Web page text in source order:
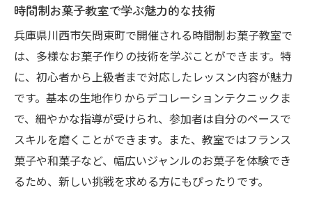
川西市で人気のレシピを実践
手作りお菓子で心温まる時間を
地域密着型の教室で学ぶ楽しさ
矢問東町の時間制お菓子教室で新たな趣味を
矢問東町で始めるお菓子教室の魅力
時間制レッスンで効率的に学べる
矢問東町で学ぶ多彩なスイーツ
手作りの楽しさと達成感を味わう
時間制お菓子教室で学ぶ魅力的な技術
兵庫県川西市矢問東町で開催される時間制お菓子教室で
は、多様なお菓子作りの技術を学ぶことができます。特
に、初心者から上級者まで対応したレッスン内容が魅力
です。基本の生地作りからデコレーションテクニックま
で、細やかな指導が受けられ、参加者は自分のペースで
スキルを磨くことができます。また、教室ではフランス
菓子や和菓子など、幅広いジャンルのお菓子を体験でき
るため、新しい挑戦を求める方にもぴったりです。